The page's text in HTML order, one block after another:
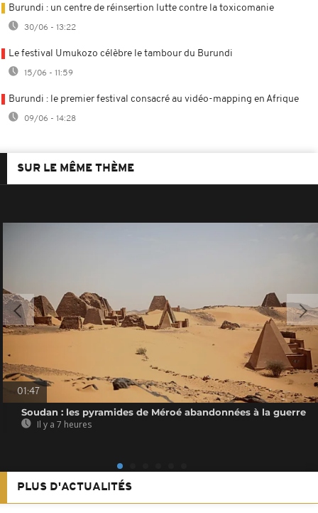
Burundi : un centre de réinsertion lutte contre la toxicomanie
30/06 - 13:22
Le festival Umukozo célèbre le tambour du Burundi
15/06 - 11:59
Burundi : le premier festival consacré au vidéo-mapping en Afrique
09/06 - 14:28
SUR LE MÊME THÈME
01:47
Soudan : les pyramides de Méroé abandonnées à la guerre
Il y a 7 heures
PLUS D'ACTUALITÉS